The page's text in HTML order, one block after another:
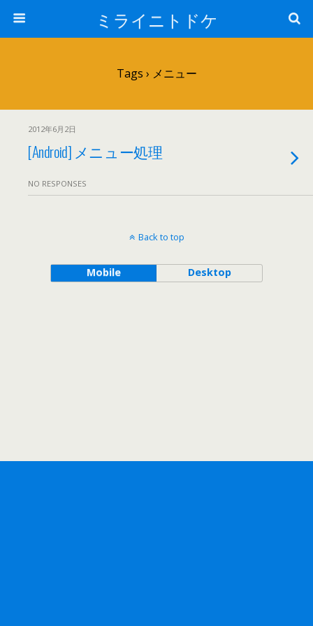
ミライニトドケ
Tags › メニュー
2012年6月2日
[Android] メニュー処理
NO RESPONSES
Back to top
Mobile Desktop